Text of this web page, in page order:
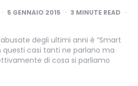
5 GENNAIO 2015 3 MINUTE READ
degli ultimi anni è “Smart
casi tanti ne parlano ma
di cosa si parliamo